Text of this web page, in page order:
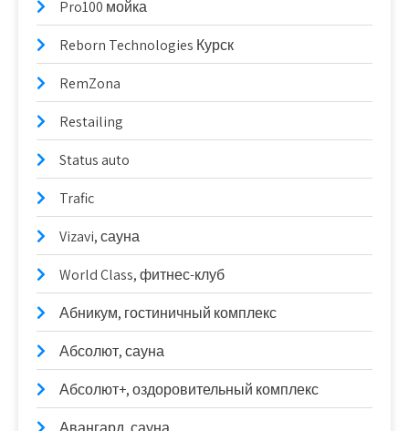
Pro100 мойка
Reborn Technologies Курск
RemZona
Restailing
Status auto
Trafic
Vizavi, сауна
World Class, фитнес-клуб
Абникум, гостиничный комплекс
Абсолют, сауна
Абсолют+, оздоровительный комплекс